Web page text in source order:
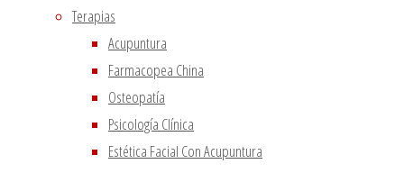
Terapias
Acupuntura
Farmacopea China
Osteopatía
Psicología Clínica
Estética Facial Con Acupuntura
the website to function and is used specifically to collect
user personal data via analytics, ads, other embedded
contents are termed as non-necessary cookies. It is
mandatory to procure user consent prior to running
these cookies on your website.
GUARDAR Y ACEPTAR